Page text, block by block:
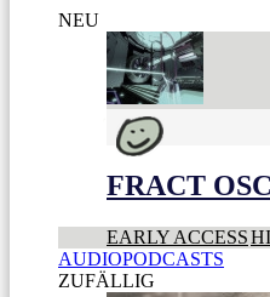
NEU
FRACT OSC
EARLY ACCESS
AUDIOPODCASTS
ZUFÄLLIG